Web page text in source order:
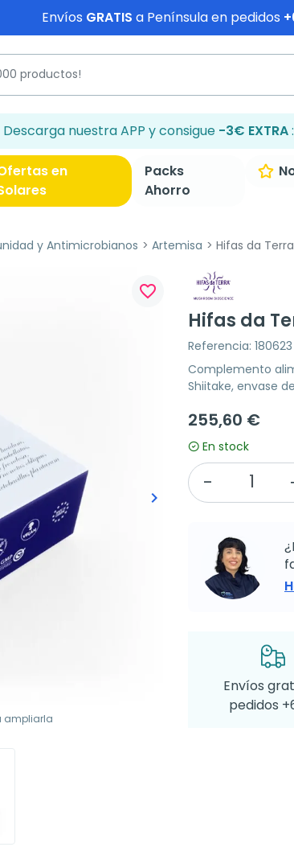
Envíos GRATIS a Península en pedidos
Descarga nuestra APP y consigue -3€ EXTRA:
en
Packs
Ahorro
y Antimicrobianos Artemisa Hifas da
Siguiente
keyboard_arrow_right
ampliarla
favorite_border
Hifas da
Referencia: 180623
Complemento
Shiitake, envase
255,60 €
En stock
Envíos
pedidos